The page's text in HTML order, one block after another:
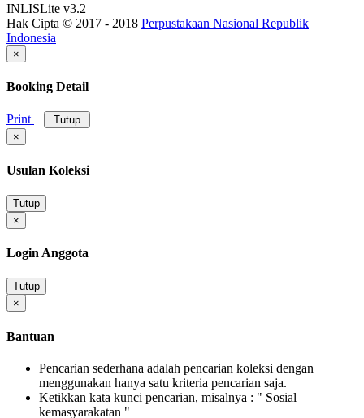
INLISLite v3.2
Hak Cipta © 2017 - 2018 Perpustakaan Nasional Republik
Indonesia
×
Booking Detail
Print
Tutup
×
Usulan Koleksi
Tutup
×
Login Anggota
Tutup
×
Bantuan
Pencarian sederhana adalah pencarian koleksi dengan
menggunakan hanya satu kriteria pencarian saja.
Ketikkan kata kunci pencarian, misalnya : " Sosial
kemasyarakatan "